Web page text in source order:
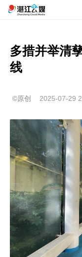
多措并举清
线
©原创 2025-07-29